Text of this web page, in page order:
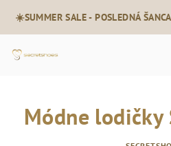
obsah
☀️SUMMER SALE - POSLEDNÁ
Módne lodičky